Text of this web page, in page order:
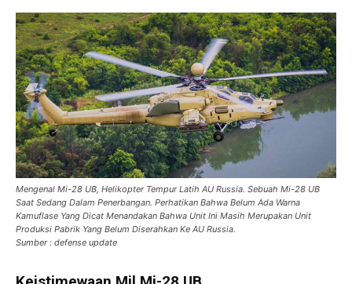
Mengenal Mi-28 UB, Helikopter Tempur Latih AU Russia. Sebuah Mi-28 UB
Saat Sedang Dalam Penerbangan. Perhatikan Bahwa Belum Ada Warna
Kamuflase Yang Dicat Menandakan Bahwa Unit Ini Masih Merupakan Unit
Produksi Pabrik Yang Belum Diserahkan Ke AU Russia.
Sumber : defense update